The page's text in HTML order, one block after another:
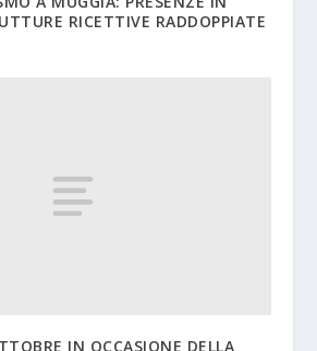
RICETTIVE RADDOPPIATE
IN OCCASIONE DELLA